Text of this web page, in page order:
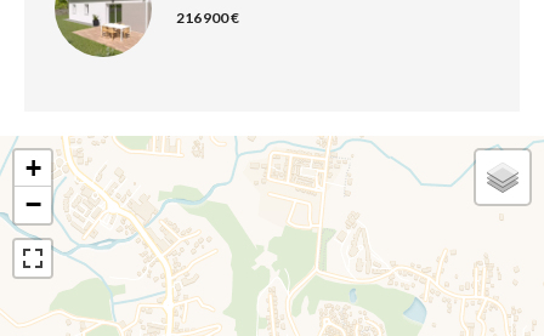
216 900 €
+
−